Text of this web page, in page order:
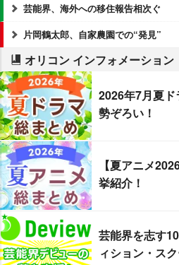
芸能界、海外への移住報告相次ぐ
片岡鶴太郎、自家農園での“発見”
オリコン インフォメーション
2026年7月夏
勢ぞろい！
【夏アニメ
挙紹介！
芸能界を志す
ィション・ス